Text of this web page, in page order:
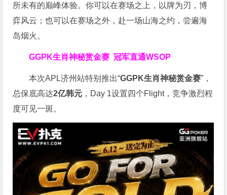
所未有的巅峰体验。你可以在赛场之上，以牌为刃，博
弈风云；也可以在赛场之外，赴一场山海之约，尝遍海
岛烟火。
GGPK生肖神秘赏金赛冠军直通WSOP
本次APL济州站特别推出“GGPK生肖神秘赏金赛”，
总保底高达2亿韩元 ，Day 1设置四个Flight，竞争激烈程
度可见一斑。